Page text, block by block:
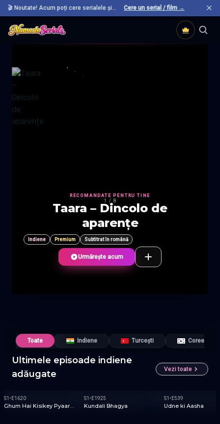
🎬 Noutate! Acum poți cere serialele și
filmele preferate care nu sunt încă pe site.
Cere un serial / film →
RECOMANDATE PENTRU TINE
Taara – Dincolo de
aparențe
Indiene Premium Subtitrat în română
Urmărește acum
1 / 8
Toate Indiene Turcești Coreene
Ultimele episoade indiene
adăugate
Vezi toate
S1 • E1620
Ghum Hai Kisikey Pyaar
S1 • E1925
Kundali Bhagya
S1 • E539
Udne ki Aasha